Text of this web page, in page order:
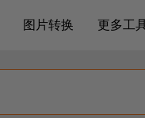
图片转换 更多工